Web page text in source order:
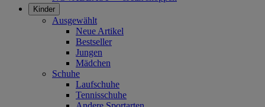
Kinder
Ausgewählt
Neue Artikel
Bestseller
Jungen
Mädchen
Schuhe
Laufschuhe
Tennisschuhe